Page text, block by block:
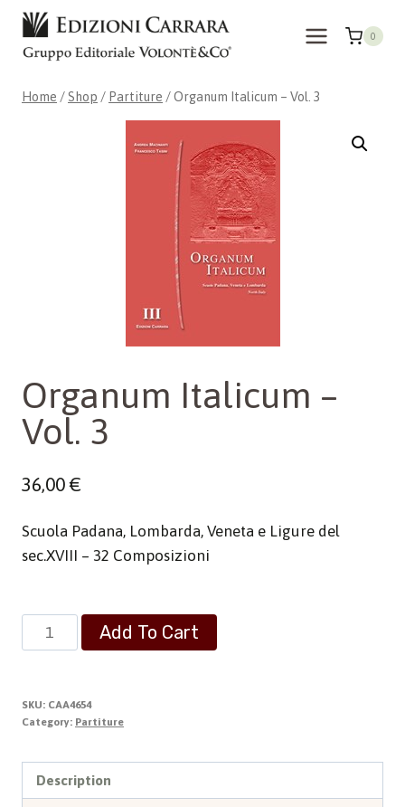
Skip
content
0
Home / Shop / Partiture /Organum Italicum – Vol. 3
Organum Italicum –
Vol. 3
36,00€
Scuola Padana, Lombarda, Veneta e Ligure del
sec.XVIII – 32 Composizioni
Organum
Italicum
Vol.
3
Add To Cart
SKU: CAA4654
Category: Partiture
Description